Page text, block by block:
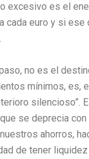
excesivo es el
cada euro y si
no es el
mínimos, es,
silencioso”.
se deprecia
ahorros,
de tener